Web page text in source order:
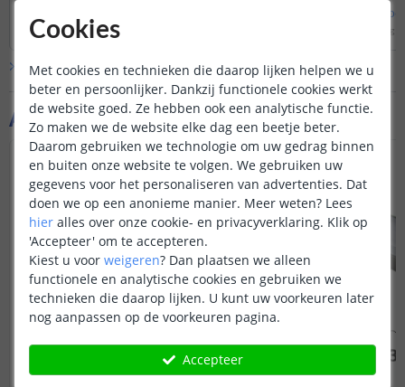
Aanvullende producten
Door Louise op vrijdag 6 januari 2023
kunt u maken +
heeft ook een
ingestelde stand
(ontvanger van de
af is geweest.
vrijdag
Bekijk alle Vraag & antwoord
Cookies
Met cookies en technieken die daarop lijken helpen we u
beter en persoonlijker. Dankzij functionele cookies werkt
de website goed. Ze hebben ook een analytische functie.
Zo maken we de website elke dag een beetje beter.
Daarom gebruiken we technologie om uw gedrag binnen
en buiten onze website te volgen. We gebruiken uw
gegevens voor het personaliseren van advertenties. Dat
doen we op een anonieme manier. Meer weten? Lees
hier alles over onze cookie- en privacyverklaring. Klik op
'Accepteer' om te accepteren.
Kiest u voor weigeren? Dan plaatsen we alleen
functionele en analytische cookies en gebruiken we
technieken die daarop lijken. U kunt uw voorkeuren later
nog aanpassen op de voorkeuren pagina.
Accepteer